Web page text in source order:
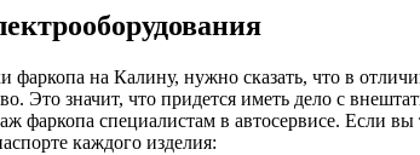
на Калину, нужно сказать, что в
Это значит, что придется иметь дело с
специалистам в автосервисе. Если
каждого изделия: